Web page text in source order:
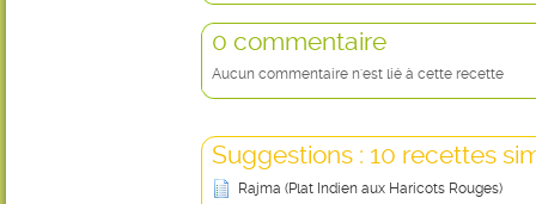
0 commentaire
Aucun commentaire n'est lié à cette recette
Suggestions : 10 recettes
Rajma (Plat Indien aux Haricots Rouges)